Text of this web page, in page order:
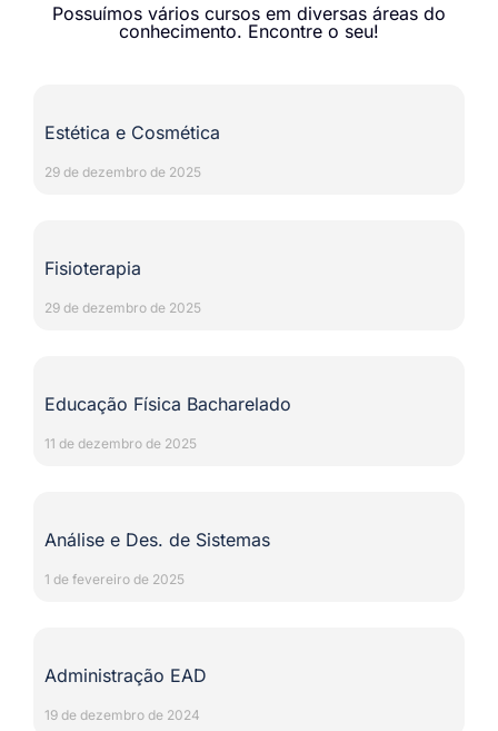
Possuímos vários cursos em diversas áreas do
conhecimento. Encontre o seu!
Estética e Cosmética
29 de dezembro de 2025
Fisioterapia
29 de dezembro de 2025
Educação Física Bacharelado
11 de dezembro de 2025
Análise e Des. de Sistemas
1 de fevereiro de 2025
Administração EAD
19 de dezembro de 2024